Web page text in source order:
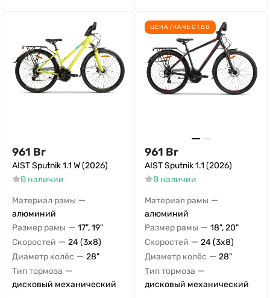
961 Br
AIST Sputnik 1.1 W (2026)
В наличии
Материал рамы —
алюминий
Размер рамы — 17", 19"
Скоростей — 24 (3x8)
Диаметр колёс — 28"
Тип тормоза —
дисковый механический
ЦЕНА/КАЧЕСТВО
961 Br
AIST Sputnik 1.1 (2026)
В наличии
Материал рамы —
алюминий
Размер рамы — 18", 20"
Скоростей — 24 (3x8)
Диаметр колёс — 28"
Тип тормоза —
дисковый механический